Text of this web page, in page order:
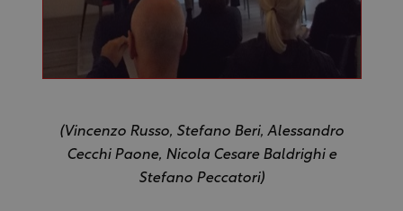
(Vincenzo Russo, Stefano Beri, Alessandro
Cecchi Paone, Nicola Cesare Baldrighi e
Stefano Peccatori)